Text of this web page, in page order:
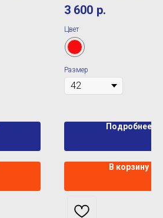
3 600 р.
Цвет
Размер
Подробнее
В корзину